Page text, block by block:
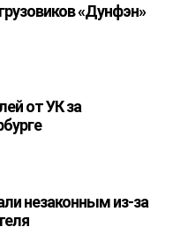
«Дунфэн»
от УК за
незаконным из-за